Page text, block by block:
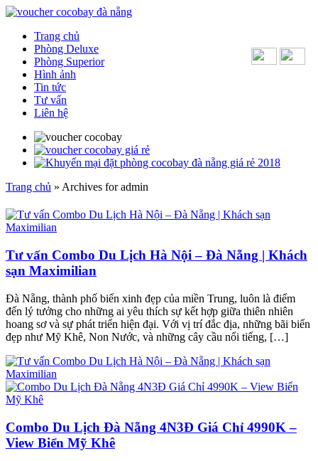
Trang chủ
Phòng Deluxe
Phòng Superior
Hình ảnh
Tin tức
Tư vấn
Liên hệ
Trang chủ » Archives for admin
Tư vấn Combo Du Lịch Hà Nội – Đà Nẵng | Khách
sạn Maximilian
Đà Nẵng, thành phố biển xinh đẹp của miền Trung, luôn là điểm
đến lý tưởng cho những ai yêu thích sự kết hợp giữa thiên nhiên
hoang sơ và sự phát triển hiện đại. Với vị trí đắc địa, những bãi biển
đẹp như Mỹ Khê, Non Nước, và những cây cầu nổi tiếng, […]
Combo Du Lịch Đà Nẵng 4N3Đ Giá Chỉ 4990K –
View Biển Mỹ Khê